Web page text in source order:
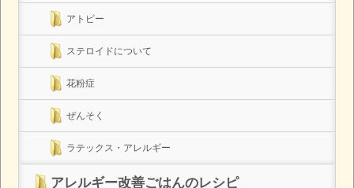
アトピー
ステロイドについて
花粉症
ぜんそく
ラテックス・アレルギー
アレルギー改善ごはんのレシピ